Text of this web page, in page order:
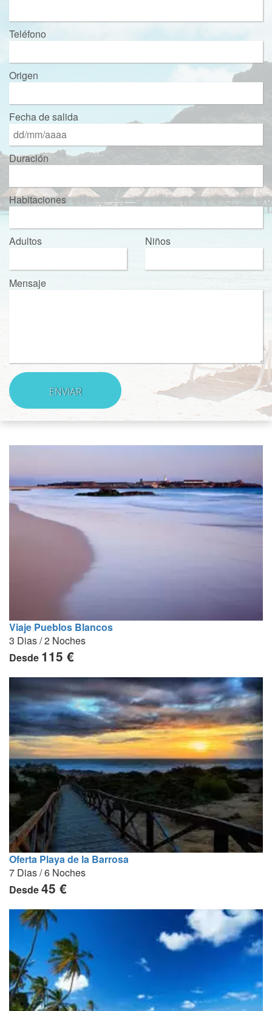
Teléfono
Origen
Fecha de salida
Duración
Habitaciones
Adultos Niños
Mensaje
Viaje Pueblos Blancos
3 Dias / 2 Noches
Desde 115 €
Oferta Playa de la Barrosa
7 Dias / 6 Noches
Desde45 €